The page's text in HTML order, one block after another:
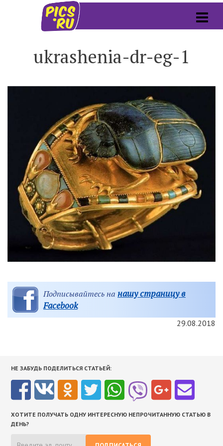
ukrashenia-dr-eg-1
Подписывайтесь на нашу страницу в
Facebook
29.08.2018
НЕ ЗАБУДЬ ПОДЕЛИТЬСЯ СТАТЬЕЙ:
ХОТИТЕ ПОЛУЧАТЬ ОДНУ ИНТЕРЕСНУЮ НЕПРОЧИТАННУЮ СТАТЬЮ В
ДЕНЬ?